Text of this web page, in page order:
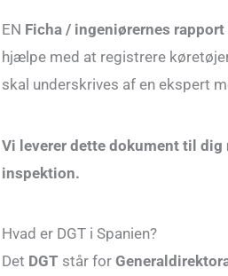
EN Ficha / ingeniørernes rapport
hjælpe med at registrere
skal underskrives af en ekspert
Vi leverer dette dokument til dig
inspektion.
Hvad er DGT i Spanien?
Det DGT står for